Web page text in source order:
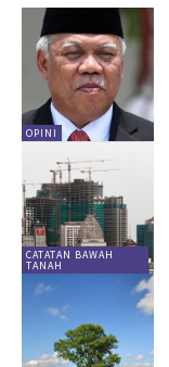
OPINI
CATATAN BAWAH
TANAH